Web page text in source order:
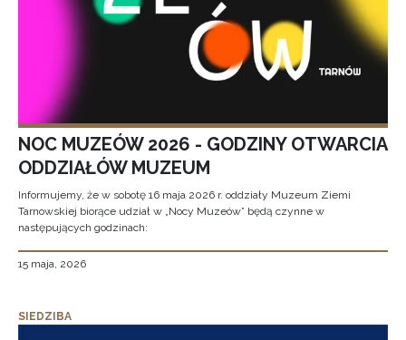
NOC MUZEÓW 2026 - GODZINY OTWARCIA
ODDZIAŁÓW MUZEUM
Informujemy, że w sobotę 16 maja 2026 r. oddziały Muzeum Ziemi
Tarnowskiej biorące udział w „Nocy Muzeów” będą czynne w
następujących godzinach:
15 maja, 2026
SIEDZIBA